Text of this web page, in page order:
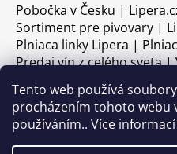
Tento web používá
procházením tohoto webu
používáním.. Více informací
Pobočka v Česku |
Sortiment pre pivovary |
Plniaca linky Lipera |
Predaj vín z celého sveta |